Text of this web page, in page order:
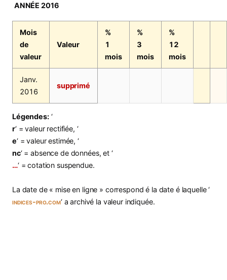
ANNÉE 2016
Mois
de
valeur
Valeur
%
1
mois
%
3
mois
%
12
mois
Janv.
2016
supprimé
Légendes:‘
r‘ = valeur rectifiée, ‘
e‘ = valeur estimée, ‘
nc‘ = absence de données, et ‘
…‘ = cotation suspendue.
La date de « mise en ligne » correspond é la date é laquelle ‘
indices-pro.com‘ a archivé la valeur indiquée.